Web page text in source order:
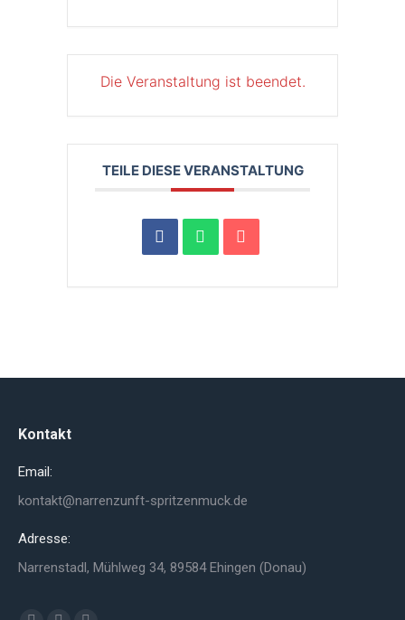
Die Veranstaltung ist beendet.
TEILE DIESE VERANSTALTUNG
Kontakt
Email:
kontakt@narrenzunft-spritzenmuck.de
Adresse:
Narrenstadl, Mühlweg 34, 89584 Ehingen (Donau)